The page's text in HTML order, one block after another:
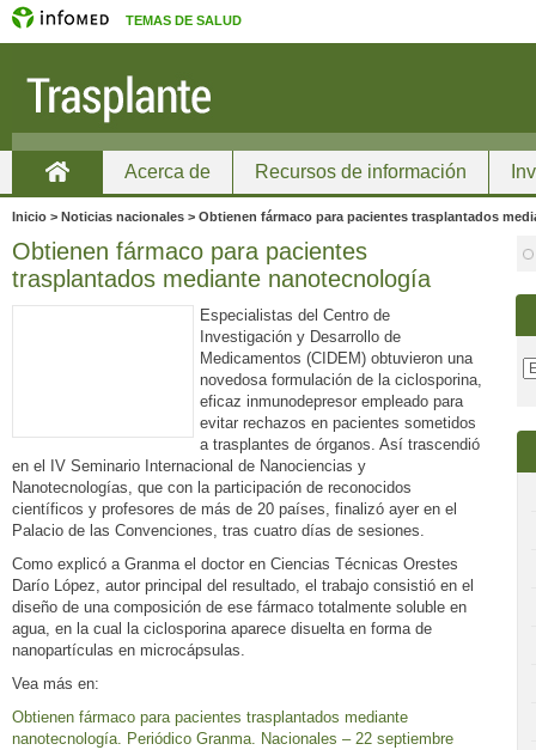
TEMAS DE SALUD
Acerca de Recursos de información
Inicio > Noticias nacionales > Obtienen fármaco para pacientes trasplantados
Obtienen fármaco para pacientes
trasplantados mediante nanotecnología
Especialistas del Centro de
Investigación y Desarrollo de
Medicamentos (CIDEM) obtuvieron una
novedosa formulación de la ciclosporina,
eficaz inmunodepresor empleado para
evitar rechazos en pacientes sometidos
a trasplantes de órganos. Así trascendió
en el IV Seminario Internacional de Nanociencias y
Nanotecnologías, que con la participación de reconocidos
científicos y profesores de más de 20 países, finalizó ayer en el
Palacio de las Convenciones, tras cuatro días de sesiones.
Como explicó a Granma el doctor en Ciencias Técnicas Orestes
Darío López, autor principal del resultado, el trabajo consistió en el
diseño de una composición de ese fármaco totalmente soluble en
agua, en la cual la ciclosporina aparece disuelta en forma de
nanopartículas en microcápsulas.
Vea más en:
Obtienen fármaco para pacientes trasplantados mediante
nanotecnología. Periódico Granma. Nacionales – 22 septiembre